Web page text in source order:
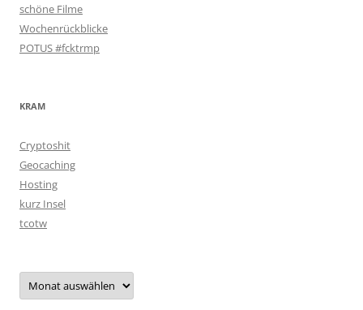
schöne Filme
Wochenrückblicke
POTUS #fcktrmp
KRAM
Cryptoshit
Geocaching
Hosting
kurz Insel
tcotw
Archiv